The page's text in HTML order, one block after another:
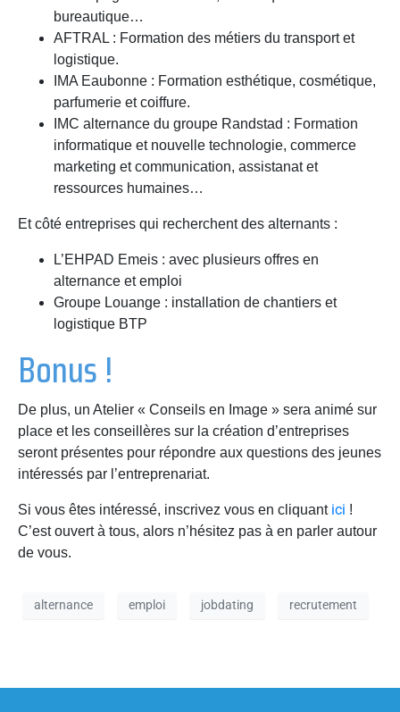
bureautique…
AFTRAL : Formation des métiers du transport et
logistique.
IMA Eaubonne : Formation esthétique, cosmétique,
parfumerie et coiffure.
IMC alternance du groupe Randstad : Formation
informatique et nouvelle technologie, commerce
marketing et communication, assistanat et
ressources humaines…
Et côté entreprises qui recherchent des alternants :
L’EHPAD Emeis : avec plusieurs offres en
alternance et emploi
Groupe Louange : installation de chantiers et
logistique BTP
Bonus !
De plus, un Atelier « Conseils en Image » sera animé sur
place et les conseillères sur la création d’entreprises
seront présentes pour répondre aux questions des jeunes
intéressés par l’entreprenariat.
Si vous êtes intéressé, inscrivez vous en cliquant ici !
C’est ouvert à tous, alors n’hésitez pas à en parler autour
de vous.
alternance emploi jobdating recrutement